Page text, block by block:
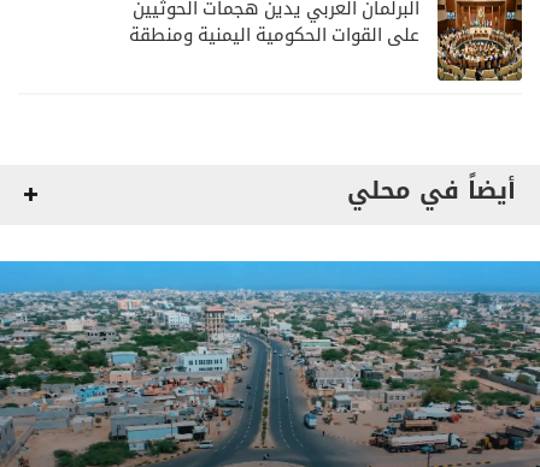
البرلمان العربي يدين هجمات الحوثيين
على القوات الحكومية اليمنية ومنطقة
أيضاً في محلي